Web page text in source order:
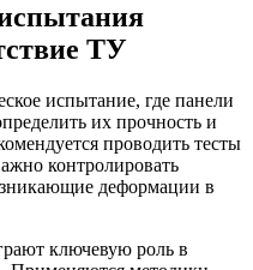
ТУ
испытание, где панели
их прочность и
проводить тесты
контролировать
деформации в
ключевую роль в